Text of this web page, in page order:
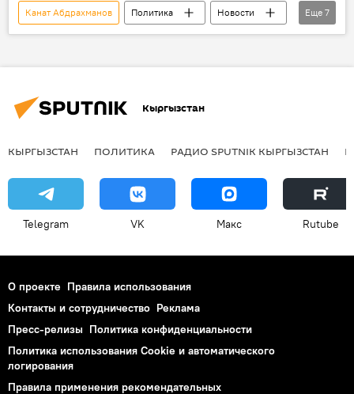
Канат Абдрахманов Политика
Новости
Кыргызстан
В мире
Азия
Ситуация на границе Кыргызстана с Казахстаном
Еще 7
Кыргызстан
КЫРГЫЗСТАН ПОЛИТИКА РАДИО SPUTNIK КЫРГЫЗСТАН
Telegram VK Макс Rutube
О проекте Правила использования
Контакты и сотрудничество Реклама
Пресс-релизы Политика конфиденциальности
Политика использования Cookie и автоматического
логирования
Правила применения рекомендательных